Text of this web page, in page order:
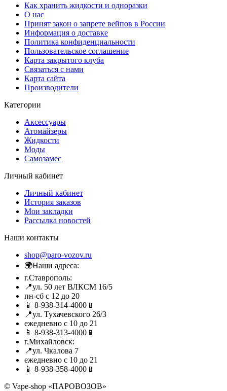
Как хранить жидкости и одноразки
О нас
Принят закон о запрете вейпов в России
Информация о доставке
Политика конфиденциальности
Пользовательское соглашение
Карта закрытого клуба
Связаться с нами
Карта сайта
Производители
Категории
Аксессуары
Атомайзеры
Жидкости
Моды
Самозамес
Личный кабинет
Личный кабинет
История заказов
Мои закладки
Рассылка новостей
Наши контакты
shop@paro-vozov.ru
🌍Наши адреса:
г.Ставрополь:
📍ул. 50 лет ВЛКСМ 16/5
пн-сб с 12 до 20
📱 8-938-314-4000📱
📍ул. Тухачевского 26/3
ежедневно с 10 до 21
📱 8-938-313-4000📱
г.Михайловск:
📍ул. Чкалова 7
ежедневно с 10 до 21
📱 8-938-358-4000📱
© Vape-shop «ПАРОВОЗОВ»